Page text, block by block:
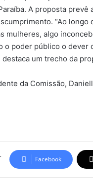
A proposta
“Ao
mulheres, algo
o poder público o
destaca um trecho da
da Comissão,
Facebook